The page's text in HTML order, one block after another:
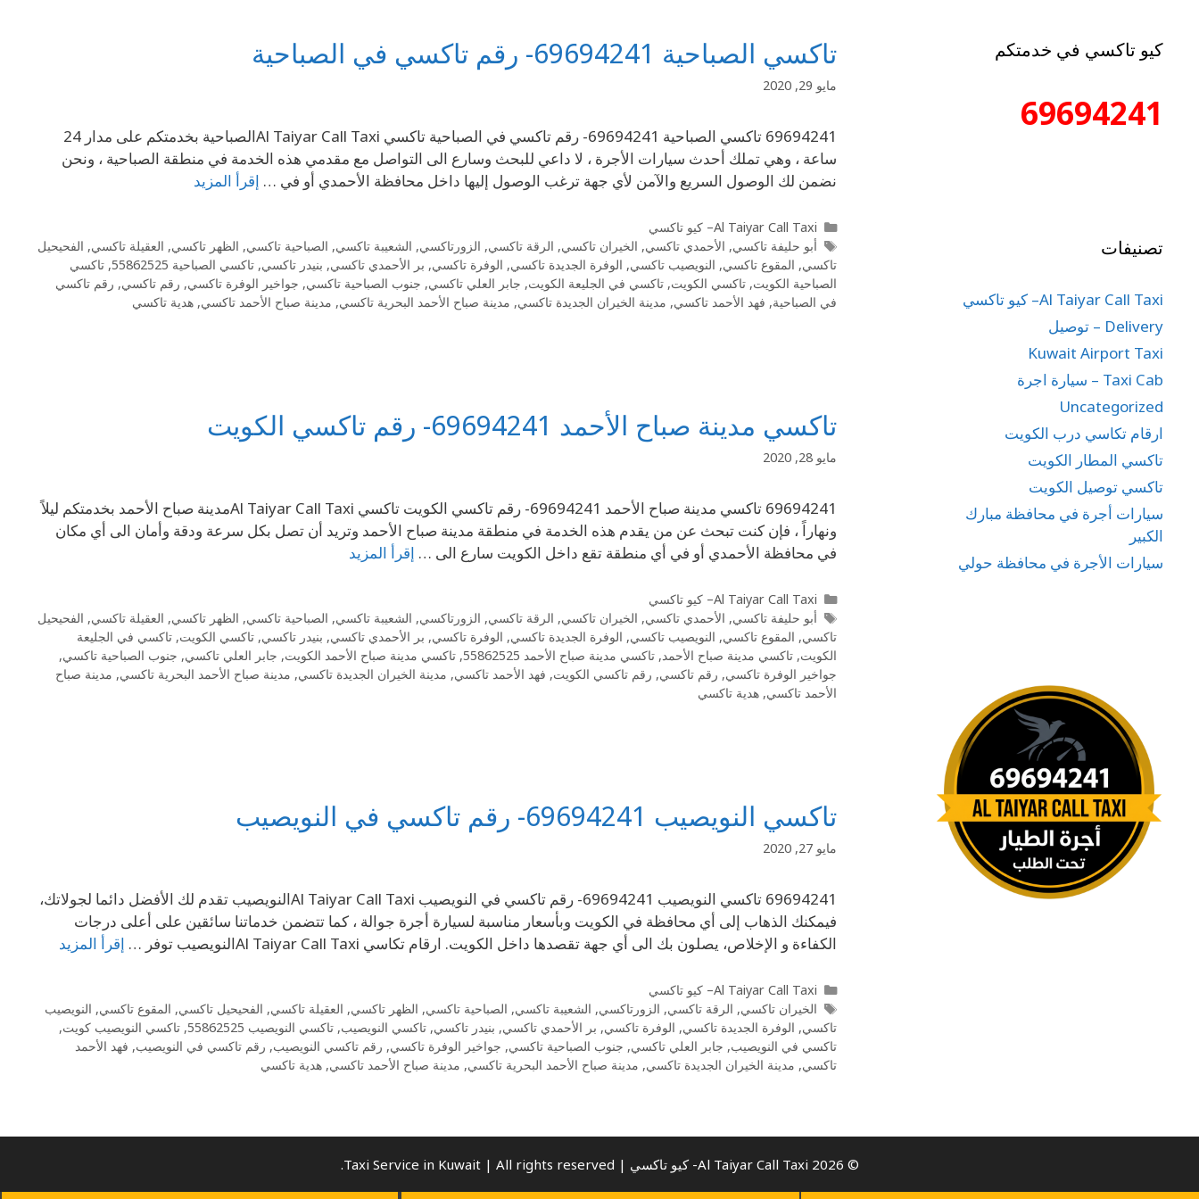
تاكسي الصباحية 69694241- رقم تاكسي في الصباحية
مايو 29, 2020
69694241 تاكسي الصباحية 69694241- رقم تاكسي في الصباحية تاكسي Al Taiyar Call Taxiالصباحية بخدمتكم على مدار 24
ساعة ، وهي تملك أحدث سيارات الأجرة ، لا داعي للبحث وسارع الى التواصل مع مقدمي هذه الخدمة في منطقة الصباحية ، ونحن
نضمن لك الوصول السريع والآمن لأي جهة ترغب الوصول إليها داخل محافظة الأحمدي أو في … إقرأ المزيد
Al Taiyar Call Taxi– كيو تاكسي
أبو حليفة تاكسي, الأحمدي تاكسي, الخيران تاكسي, الرقة تاكسي, الزورتاكسي, الشعيبة تاكسي, الصباحية تاكسي, الظهر تاكسي, العقيلة تاكسي, الفحيحيل
تاكسي, المقوع تاكسي, النويصيب تاكسي, الوفرة الجديدة تاكسي, الوفرة تاكسي, بر الأحمدي تاكسي, بنيدر تاكسي, تاكسي الصباحية 55862525 , تاكسي
الصباحية الكويت, تاكسي الكويت, تاكسي في الجليعة الكويت, جابر العلي تاكسي, جنوب الصباحية تاكسي, جواخير الوفرة تاكسي, رقم تاكسي, رقم تاكسي
في الصباحية, فهد الأحمد تاكسي, مدينة الخيران الجديدة تاكسي, مدينة صباح الأحمد البحرية تاكسي, مدينة صباح الأحمد تاكسي, هدية تاكسي
تاكسي مدينة صباح الأحمد 69694241- رقم تاكسي الكويت
مايو 28, 2020
69694241 تاكسي مدينة صباح الأحمد 69694241- رقم تاكسي الكويت تاكسي Al Taiyar Call Taxiمدينة صباح الأحمد بخدمتكم ليلاً
ونهاراً ، فإن كنت تبحث عن من يقدم هذه الخدمة في منطقة مدينة صباح الأحمد وتريد أن تصل بكل سرعة ودقة وأمان الى أي مكان
في محافظة الأحمدي أو في أي منطقة تقع داخل الكويت سارع الى … إقرأ المزيد
Al Taiyar Call Taxi– كيو تاكسي
أبو حليفة تاكسي, الأحمدي تاكسي, الخيران تاكسي, الرقة تاكسي, الزورتاكسي, الشعيبة تاكسي, الصباحية تاكسي, الظهر تاكسي, العقيلة تاكسي, الفحيحيل
تاكسي, المقوع تاكسي, النويصيب تاكسي, الوفرة الجديدة تاكسي, الوفرة تاكسي, بر الأحمدي تاكسي, بنيدر تاكسي, تاكسي الكويت, تاكسي في الجليعة
الكويت, تاكسي مدينة صباح الأحمد, تاكسي مدينة صباح الأحمد 55862525 , تاكسي مدينة صباح الأحمد الكويت, جابر العلي تاكسي, جنوب الصباحية تاكسي,
جواخير الوفرة تاكسي, رقم تاكسي, رقم تاكسي الكويت, فهد الأحمد تاكسي, مدينة الخيران الجديدة تاكسي, مدينة صباح الأحمد البحرية تاكسي, مدينة صباح
الأحمد تاكسي, هدية تاكسي
تاكسي النويصيب 69694241- رقم تاكسي في النويصيب
مايو 27, 2020
69694241 تاكسي النويصيب 69694241- رقم تاكسي في النويصيب Al Taiyar Call Taxiالنويصيب تقدم لك الأفضل دائما لجولاتك،
فيمكنك الذهاب إلى أي محافظة في الكويت وبأسعار مناسبة لسيارة أجرة جوالة ، كما تتضمن خدماتنا سائقين على أعلى درجات
الكفاءة و الإخلاص، يصلون بك الى أي جهة تقصدها داخل الكويت. ارقام تكاسي Al Taiyar Call Taxiالنويصيب توفر …
إقرأ المزيد
Al Taiyar Call Taxi– كيو تاكسي
الخيران تاكسي, الرقة تاكسي, الزورتاكسي, الشعيبة تاكسي, الصباحية تاكسي, الظهر تاكسي, العقيلة تاكسي, الفحيحيل تاكسي, المقوع تاكسي, النويصيب
تاكسي, الوفرة الجديدة تاكسي, الوفرة تاكسي, بر الأحمدي تاكسي, بنيدر تاكسي, تاكسي النويصيب, تاكسي النويصيب 55862525 , تاكسي النويصيب كويت,
تاكسي في النويصيب, جابر العلي تاكسي, جنوب الصباحية تاكسي, جواخير الوفرة تاكسي, رقم تاكسي النويصيب, رقم تاكسي في النويصيب, فهد الأحمد
تاكسي, مدينة الخيران الجديدة تاكسي, مدينة صباح الأحمد البحرية تاكسي, مدينة صباح الأحمد تاكسي, هدية تاكسي
كيو تاكسي في خدمتكم
69694241
تصنيفات
Al Taiyar Call Taxi– كيو تاكسي
Delivery – توصيل
Kuwait Airport Taxi
Taxi Cab – سيارة اجرة
Uncategorized
ارقام تكاسي درب الكويت
تاكسي المطار الكويت
تاكسي توصيل الكويت
سيارات أجرة في محافظة مبارك
الكبير
سيارات الأجرة في محافظة حولي
© 2026 Al Taiyar Call Taxi- كيو تاكسي | Taxi Service in Kuwait | All rights reserved.